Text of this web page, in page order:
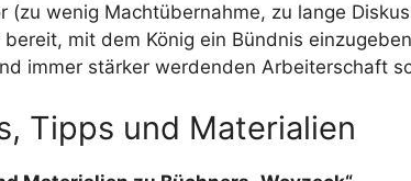
(zu wenig Machtübernahme, zu lange
mit dem König ein Bündnis
immer stärker werdenden Arbeiterschaft
Tipps und Materialien